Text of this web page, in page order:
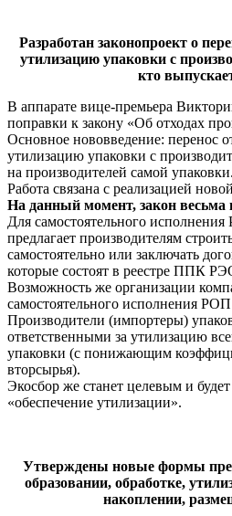
Разработан законопроект о
утилизацию упаковки с
кто
В аппарате вице-премьера
поправки к закону «Об отходах
Основное нововведение: перенос
утилизацию упаковки с
на производителей самой упаковки.
Работа связана с реализацией
На данный момент, закон весьма
Для самостоятельного
предлагает производителям
самостоятельно или заключать
которые состоят в реестре ППК
Возможность же организации
самостоятельного исполнения РОП
Производители (импортеры)
ответственными за утилизацию
упаковки (с понижающим
вторсырья).
Экосбор же станет целевым и
«обеспечение утилизации».
Утверждены новые формы
образовании, обработке,
накоплении,